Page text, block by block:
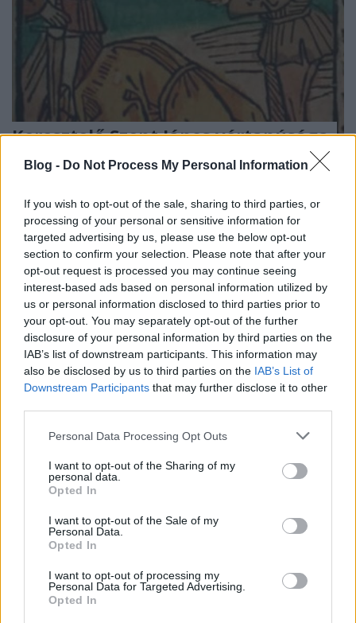
Blog - Do Not Process My Personal Information
If you wish to opt-out of the sale, sharing to third parties, or
processing of your personal or sensitive information for
targeted advertising by us, please use the below opt-out
section to confirm your selection. Please note that after your
opt-out request is processed you may continue seeing
interest-based ads based on personal information utilized by
us or personal information disclosed to third parties prior to
your opt-out. You may separately opt-out of the further
disclosure of your personal information by third parties on the
IAB’s list of downstream participants. This information may
also be disclosed by us to third parties on the IAB’s List of
Downstream Participants that may further disclose it to other
Please note that this website/app uses one or more Google
not limited to your visit or usage behaviour. You may click to
grant or deny consent to Google and its third-party tags to
use your data for below specified purposes in below Google
consent section.
Personal Data Processing Opt Outs
I want to opt-out of the Sharing of my
personal data.
Opted In
I want to opt-out of the Sale of my
Personal Data.
Opted In
I want to opt-out of processing my
Personal Data for Targeted Advertising.
Opted In
Keresztelő Szent János vértanúsága
nemzetikonyvtar•2022. augusztus 29.
Keresztelő Szent János. Illusztráció a Pannonhalmán
őrzött Legenda Aurea Sanctorum című
ősnyomtatvány 1482-es augsburgi kiadásából
„Nyakavágó János, jámbor szegedi öregek ajkán
Nyakavesztő János, az Érdy- és Lányi-kódexben Szent
János nyakavágása, újabb egyházi szóhasználat
szerint Szent János…
A három Mohács. Első rész